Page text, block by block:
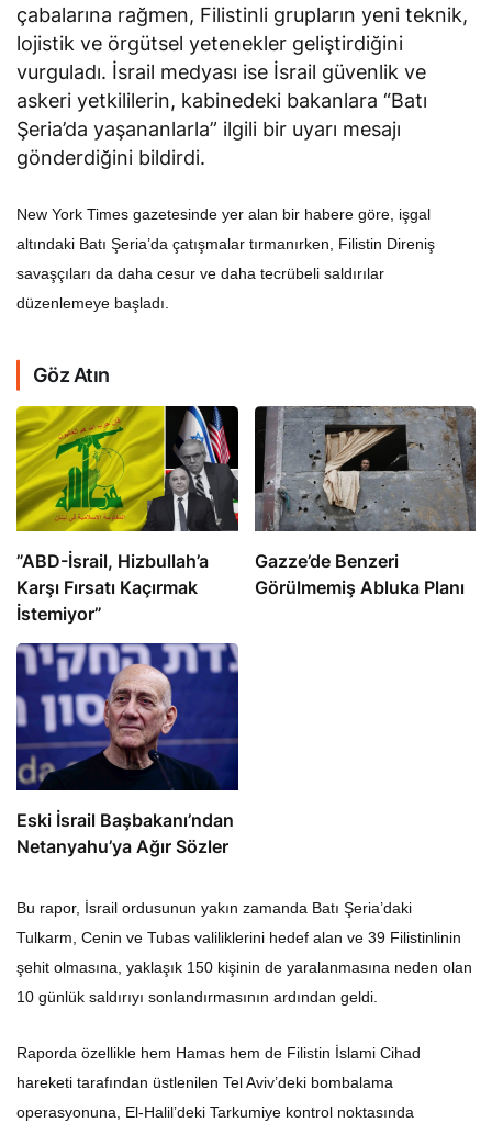
çabalarına rağmen, Filistinli grupların yeni teknik,
lojistik ve örgütsel yetenekler geliştirdiğini
vurguladı. İsrail medyası ise İsrail güvenlik ve
askeri yetkililerin, kabinedeki bakanlara “Batı
Şeria’da yaşananlarla” ilgili bir uyarı mesajı
gönderdiğini bildirdi.
New York Times gazetesinde yer alan bir habere göre, işgal
altındaki Batı Şeria’da çatışmalar tırmanırken, Filistin Direniş
savaşçıları da daha cesur ve daha tecrübeli saldırılar
düzenlemeye başladı.
Göz Atın
​​​​​​​”ABD-İsrail, Hizbullah’a
Karşı Fırsatı Kaçırmak
İstemiyor”
​​​​​​​Gazze’de Benzeri
Görülmemiş Abluka Planı
Eski İsrail Başbakanı’ndan
Netanyahu’ya Ağır Sözler
Bu rapor, İsrail ordusunun yakın zamanda Batı Şeria’daki
Tulkarm, Cenin ve Tubas valiliklerini hedef alan ve 39 Filistinlinin
şehit olmasına, yaklaşık 150 kişinin de yaralanmasına neden olan
10 günlük saldırıyı sonlandırmasının ardından geldi.
Raporda özellikle hem Hamas hem de Filistin İslami Cihad
hareketi tarafından üstlenilen Tel Aviv’deki bombalama
operasyonuna, El-Halil’deki Tarkumiye kontrol noktasında